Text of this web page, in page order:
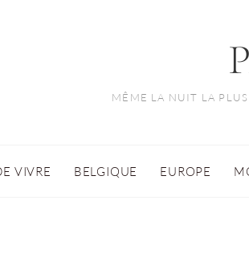
MÊME LA NUIT LA
VIVRE BELGIQUE EUROPE